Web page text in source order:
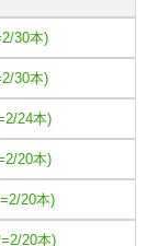
30本)
30本)
24本)
20本)
20本)
20本)